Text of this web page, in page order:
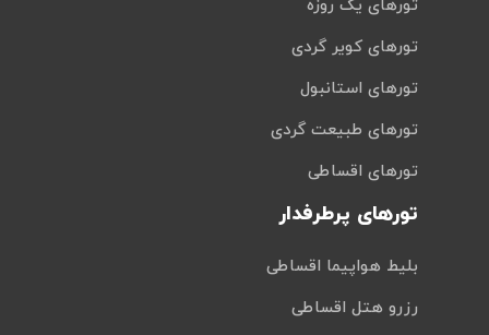
تورهای یک روزه
تورهای کویر گردی
تورهای استانبول
تورهای طبیعت گردی
تورهای اقساطی
تورهای پرطرفدار
بلیط هواپیما اقساطی
رزرو هتل اقساطی